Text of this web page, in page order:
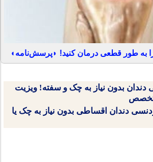
به طور قطعی درمان کنید! ◗پرسش‌نامه◖
دندان بدون نیاز به چک و سفته! ویزیت
دندان اقساطی بدون نیاز به چک یا